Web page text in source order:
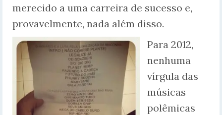
merecido a uma carreira de sucesso e,
provavelmente, nada além disso.
Para 2012,
nenhuma
vírgula das
músicas
polêmicas